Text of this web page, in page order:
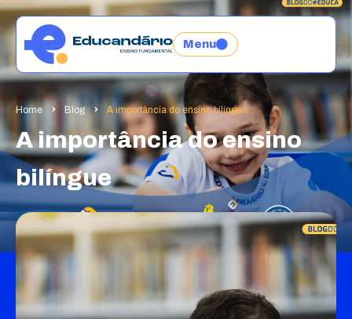
Menu
Home Blog A importância do ensino bilíngue
A importância do ensino
bilíngue